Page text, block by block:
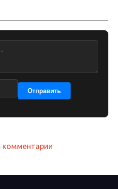
Отправить
комментарии